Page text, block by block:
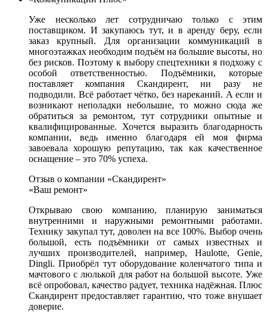
Уже несколько лет сотрудничаю только с этим
поставщиком. И закупаюсь тут, и в аренду беру, если
заказ крупный. Для организации коммуникаций в
многоэтажках необходим подъём на большие высоты, но
без рисков. Поэтому к выбору спецтехники я подхожу с
особой ответственностью. Подъёмники, которые
поставляет компания Скандирент, ни разу не
подводили. Всё работает чётко, без нареканий. А если и
возникают неполадки небольшие, то можно сюда же
обратиться за ремонтом, тут сотрудники опытные и
квалифицированные. Хочется выразить благодарность
компании, ведь именно благодаря ей моя фирма
завоевала хорошую репутацию, так как качественное
оснащение – это 70% успеха.
Отзыв о компании «Скандирент»
«Ваш ремонт»
Открываю свою компанию, планирую заниматься
внутренними и наружными ремонтными работами.
Технику закупал тут, доволен на все 100%. Выбор очень
большой, есть подъёмники от самых известных и
лучших производителей, например, Haulotte, Genie,
Dingli. Приобрёл тут оборудование коленчатого типа и
мачтового с люлькой для работ на большой высоте. Уже
всё опробовал, качество радует, техника надёжная. Плюс
Скандирент предоставляет гарантию, что тоже внушает
доверие.